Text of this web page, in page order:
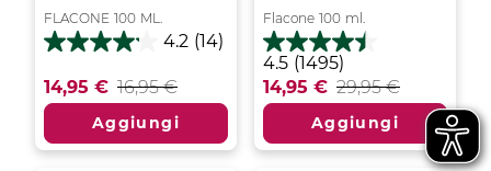
FLACONE 100 ML.
4.2 (14)
4.2
5
stelle.
recensioni
14,95 € 16,95 €
Aggiungi
Flacone 100 ml.
4.5 (1495)
4.5
su
5
1495
recensioni
14,95 € 29,95 €
Aggiungi